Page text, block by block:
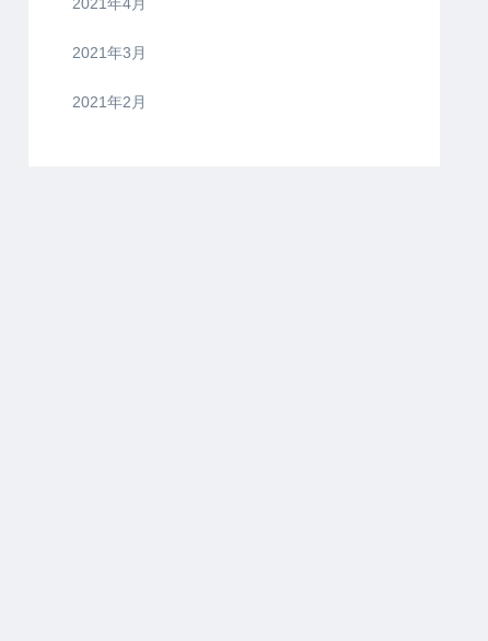
2021年3月
2021年2月